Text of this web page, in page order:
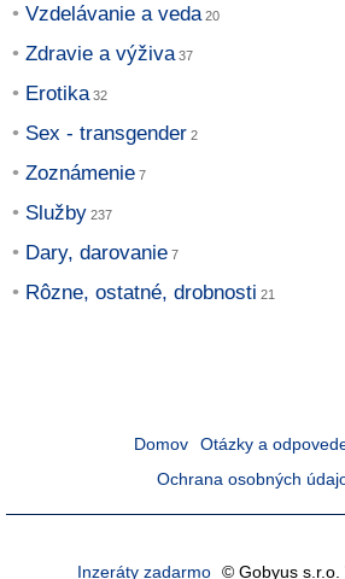
Vzdelávanie a veda
Zdravie a výživa
Erotika
Sex - transgender
Zoznámenie
Služby
Dary, darovanie
Rôzne, ostatné, drobnosti
Domov Otázky a
Ochrana osobných
Inzeráty zadarmo © Gobyus s.r.o.